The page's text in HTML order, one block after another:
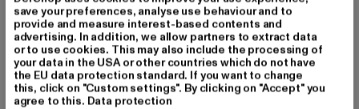
Art.Nr: ZYFWKTD000003-00185
Hersteller: TB International GmbH |info@tbint.de
Dr.-Robert-Murjahn-Straße 7 | 64372 Ober-Ramstadt |
DE
save your preferences, analyse use behaviour and to
provide and measure interest-based contents and
advertising. In addition, we allow partners to extract data
or to use cookies. This may also include the processing of
your data in the USA or other countries which do not have
the EU data protection standard. If you want to change
this, click on "Custom settings". By clicking on "Accept" you
agree to this. Data protection